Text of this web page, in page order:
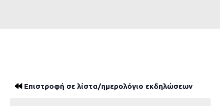
Επιστροφή σε λίστα/ημερολόγιο εκδηλώσεων